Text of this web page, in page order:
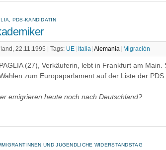
PDS-KANDIDATIN
22.11.1995 | Tags: UE Italia Alemania Migración
(27), Verkäuferin, lebt in Frankfurt am Main.
zum Europaparlament auf der Liste der PDS.
emigrieren heute noch nach Deutschland?
UND JUGENDLICHE WIDERSTANDSTAG